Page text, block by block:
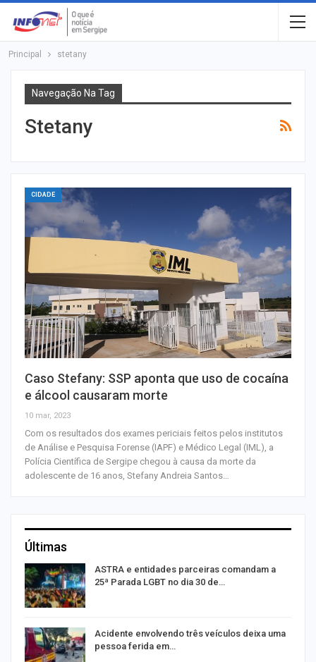
Principal stetany
Navegação Na Tag
Stetany
CIDADE
Caso Stefany: SSP aponta que uso de cocaína
e álcool causaram morte
10 mar, 2023
Com os resultados dos exames periciais feitos pelos institutos
de Análise e Pesquisa Forense (IAPF) e Médico Legal (IML), a
Polícia Científica de Sergipe chegou à causa da morte da
adolescente de 16 anos, Stefany Andreia Santos…
Últimas
ASTRA e entidades parceiras comandam a
25ª Parada LGBT no dia 30 de…
Acidente envolvendo três veículos deixa uma
pessoa ferida em…